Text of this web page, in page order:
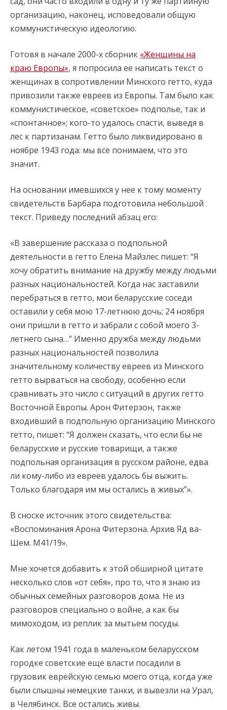
организацию, наконец, исповедовали общую
коммунистическую идеологию.
Готовя в начале 2000-х cборник «Женщины на
краю Европы», я попросила ее написать текст о
женщинах в сопротивлении Минского гетто, куда
привозили также евреев из Европы. Там было как
коммунистическое, «советское» подполье, так и
«спонтанное»; кого-то удалось спасти, выведя в
лес к партизанам. Гетто было ликвидировано в
ноябре 1943 года: мы все понимаем, что это
значит.
На основании имевшихся у нее к тому моменту
свидетельств Барбара подготовила небольшой
текст. Приведу последний абзац его:
«В завершение рассказа о подпольной
деятельности в гетто Елена Майзлес пишет: “Я
хочу обратить внимание на дружбу между людьми
разных национальностей. Когда нас заставили
перебраться в гетто, мои беларусские соседи
оставили у себя мою 17-летнюю дочь; 24 ноября
они пришли в гетто и забрали с собой моего 3-
летнего сына…” Именно дружба между людьми
разных национальностей позволила
значительному количеству евреев из Минского
гетто вырваться на свободу, особенно если
сравнивать это число с ситуаций в других гетто
Восточной Европы. Арон Фитерзон, также
входивший в подпольную организацию Минского
гетто, пишет: “Я должен сказать, что если бы не
беларусские и русские товарищи, а также
подпольная организация в русском районе, едва
ли кому-либо из евреев удалось бы выжить.
Только благодаря им мы остались в живых”».
В сноске источник этого свидетельства:
«Воспоминания Арона Фитерзона. Архив Яд ва-
Шем. М41/19».
Мне хочется добавить к этой обширной цитате
несколько слов «от себя», про то, что я знаю из
обычных семейных разговоров дома. Не из
разговоров специально о войне, а как бы
мимоходом, из реплик за мытьем посуды.
Как летом 1941 года в маленьком беларусском
городке советские еще власти посадили в
грузовик еврейскую семью моего отца, когда уже
были слышны немецкие танки, и вывезли на Урал,
в Челябинск. Все остались живы.